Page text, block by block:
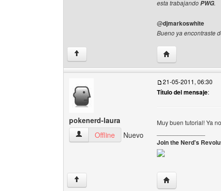
esta trabajandoPWG.
@djmarkoswhite
Bueno ya encontraste
↑ Visitar sitio web
pokenerd-laura
pokenerd-laura Ver perfil del usuario
Offline Nuevo
21-05-2011, 06:30
Título del mensaje:
Muy buen tutorial! Ya
Join the Nerd's
↑ Visitar sitio web